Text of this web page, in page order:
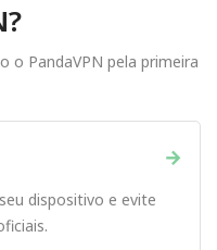
o PandaVPN pela primeira
→
dispositivo e evite